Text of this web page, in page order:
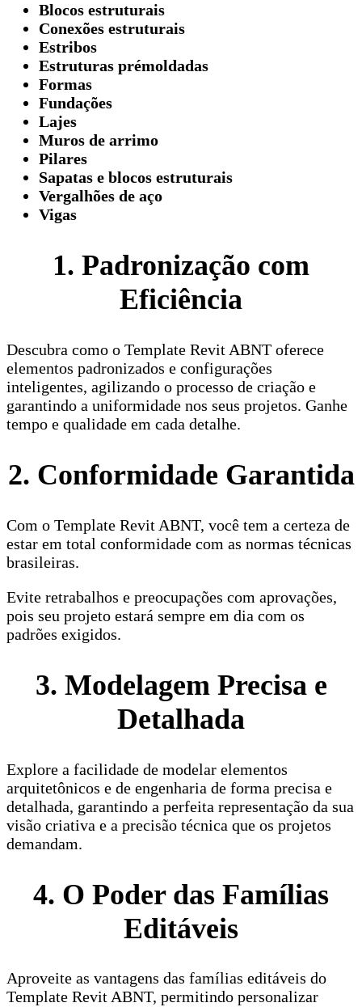
Blocos estruturais
Conexões estruturais
Estribos
Estruturas prémoldadas
Formas
Fundações
Lajes
Muros de arrimo
Pilares
Sapatas e blocos estruturais
Vergalhões de aço
Vigas
1. Padronização com
Eficiência
Descubra como o Template Revit ABNT oferece
elementos padronizados e configurações
inteligentes, agilizando o processo de criação e
garantindo a uniformidade nos seus projetos. Ganhe
tempo e qualidade em cada detalhe.
2. Conformidade Garantida
Com o Template Revit ABNT, você tem a certeza de
estar em total conformidade com as normas técnicas
brasileiras.
Evite retrabalhos e preocupações com aprovações,
pois seu projeto estará sempre em dia com os
padrões exigidos.
3. Modelagem Precisa e
Detalhada
Explore a facilidade de modelar elementos
arquitetônicos e de engenharia de forma precisa e
detalhada, garantindo a perfeita representação da sua
visão criativa e a precisão técnica que os projetos
demandam.
4. O Poder das Famílias
Editáveis
Aproveite as vantagens das famílias editáveis do
Template Revit ABNT, permitindo personalizar